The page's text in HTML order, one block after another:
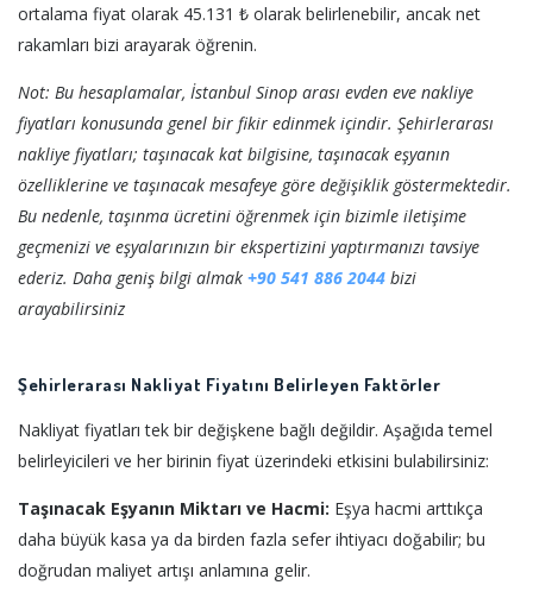
ortalama fiyat olarak 45.131 ₺ olarak belirlenebilir, ancak net
rakamları bizi arayarak öğrenin.
Not: Bu hesaplamalar, İstanbul Sinop arası evden eve nakliye
fiyatları konusunda genel bir fikir edinmek içindir. Şehirlerarası
nakliye fiyatları; taşınacak kat bilgisine, taşınacak eşyanın
özelliklerine ve taşınacak mesafeye göre değişiklik göstermektedir.
Bu nedenle, taşınma ücretini öğrenmek için bizimle iletişime
geçmenizi ve eşyalarınızın bir ekspertizini yaptırmanızı tavsiye
ederiz. Daha geniş bilgi almak +90 541 886 2044 bizi
arayabilirsiniz
Şehirlerarası Nakliyat Fiyatını Belirleyen Faktörler
Nakliyat fiyatları tek bir değişkene bağlı değildir. Aşağıda temel
belirleyicileri ve her birinin fiyat üzerindeki etkisini bulabilirsiniz:
Taşınacak Eşyanın Miktarı ve Hacmi: Eşya hacmi arttıkça
daha büyük kasa ya da birden fazla sefer ihtiyacı doğabilir; bu
doğrudan maliyet artışı anlamına gelir.